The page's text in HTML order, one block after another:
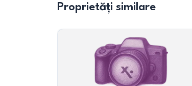
Proprietăți similare